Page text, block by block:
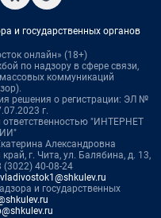
и государственных органов
онлайн» (18+)
по надзору в сфере связи,
коммуникаций
решения о регистрации: ЭЛ №
г.
ответственностью "ИНТЕРНЕТ
Александровна
г. Чита, ул. Балябина, д. 13,
(3022) 40-08-24
vladivostok1@shkulev.ru
и государственных